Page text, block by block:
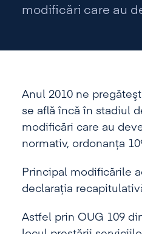
modificări care au
Anul 2010 ne
se află încă în stadiul
modificări care au
normativ, ordonanţa
Principal modificările
declaraţia
Astfel prin OUG 109